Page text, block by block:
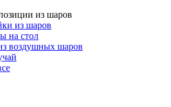
из шаров
из шаров
на стол
воздушных шаров